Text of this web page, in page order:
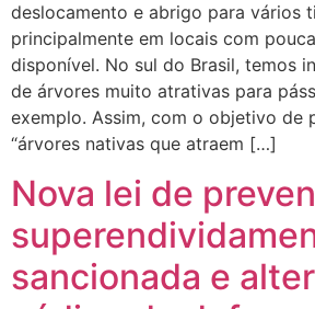
deslocamento e abrigo para vários
principalmente em locais com
disponível. No sul do Brasil, temos
de árvores muito atrativas para
exemplo. Assim, com o objetivo de
“árvores nativas que atraem […]
Nova lei de
sancionada e